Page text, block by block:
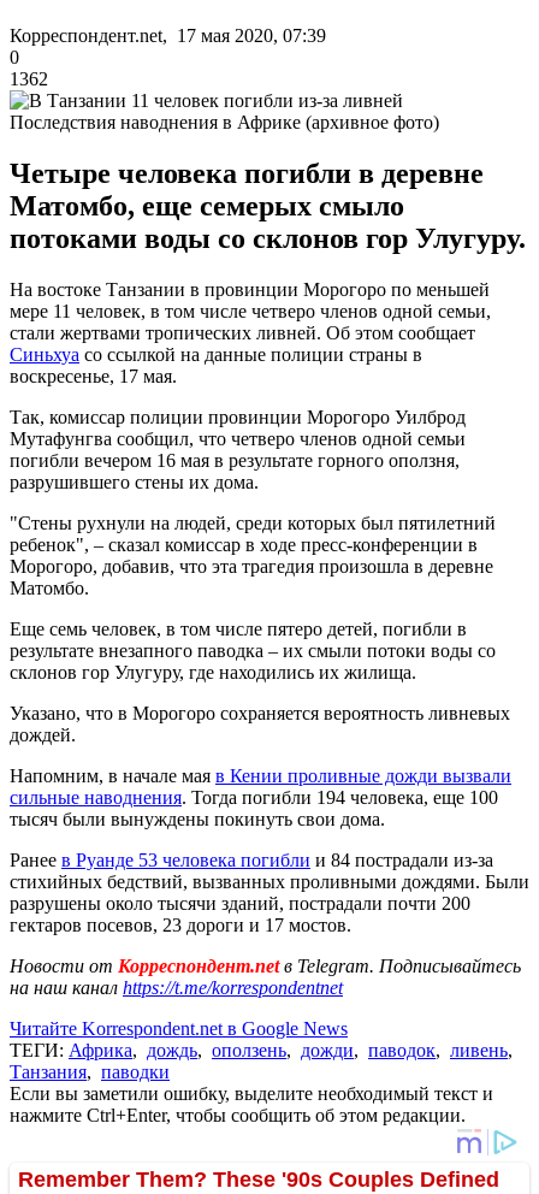
Корреспондент.net, 17 мая 2020, 07:39
0
1362
Последствия наводнения в Африке (архивное фото)
Четыре человека погибли в деревне
Матомбо, еще семерых смыло
потоками воды со склонов гор Улугуру.
На востоке Танзании в провинции Морогоро по меньшей
мере 11 человек, в том числе четверо членов одной семьи,
стали жертвами тропических ливней. Об этом сообщает
Синьхуа со ссылкой на данные полиции страны в
воскресенье, 17 мая.
Так, комиссар полиции провинции Морогоро Уилброд
Мутафунгва сообщил, что четверо членов одной семьи
погибли вечером 16 мая в результате горного оползня,
разрушившего стены их дома.
"Стены рухнули на людей, среди которых был пятилетний
ребенок", – сказал комиссар в ходе пресс-конференции в
Морогоро, добавив, что эта трагедия произошла в деревне
Матомбо.
Еще семь человек, в том числе пятеро детей, погибли в
результате внезапного паводка – их смыли потоки воды со
склонов гор Улугуру, где находились их жилища.
Указано, что в Морогоро сохраняется вероятность ливневых
дождей.
Напомним, в начале мая в Кении проливные дожди вызвали
сильные наводнения. Тогда погибли 194 человека, еще 100
тысяч были вынуждены покинуть свои дома.
Ранее в Руанде 53 человека погибли и 84 пострадали из-за
стихийных бедствий, вызванных проливными дождями. Были
разрушены около тысячи зданий, пострадали почти 200
гектаров посевов, 23 дороги и 17 мостов.
Новости от Корреспондент.netв Telegram. Подписывайтесь
на наш канал https://t.me/korrespondentnet
Читайте Korrespondent.net в Google News
ТЕГИ: Африка, дождь, оползень, дожди, паводок, ливень,
Танзания, паводки
Если вы заметили ошибку, выделите необходимый текст и
нажмите Ctrl+Enter, чтобы сообщить об этом редакции.